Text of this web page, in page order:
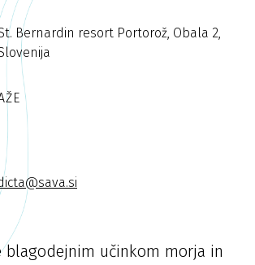
Bernardin resort Portorož, Obala 2,
blagodejnim učinkom morja in